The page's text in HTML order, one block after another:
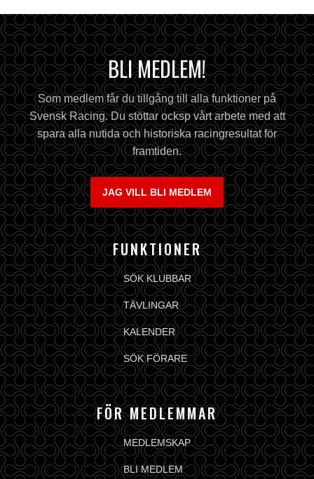
BLI MEDLEM!
Som medlem får du tillgång till alla funktioner på
Svensk Racing. Du stöttar ocksp vårt arbete med att
spara alla nutida och historiska racingresultat för
framtiden.
JAG VILL BLI MEDLEM
FUNKTIONER
SÖK KLUBBAR
TÄVLINGAR
KALENDER
SÖK FÖRARE
FÖR MEDLEMMAR
MEDLEMSKAP
BLI MEDLEM